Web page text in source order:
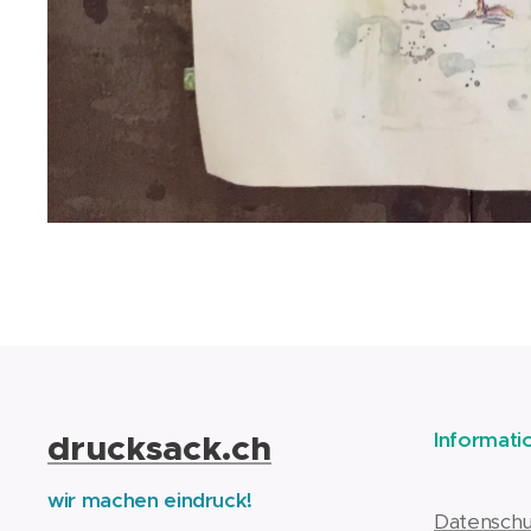
drucksack.ch
wir machen eindruck!